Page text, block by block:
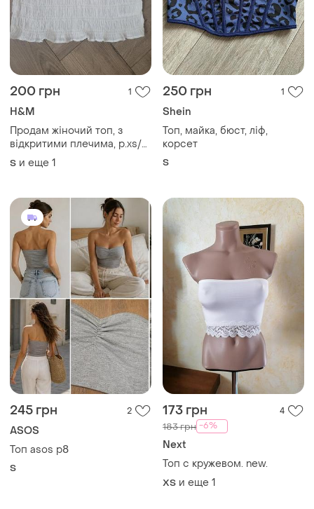
200 грн 1
H&M
Продам жіночий топ, з
відкритими плечима, р.xs/s
від бренду h&m
S и еще 1
250 грн 1
Shein
Топ, майка, бюст, ліф,
корсет
S
245 грн 2
ASOS
Топ asos p8
S
173 грн 4
183 грн -6%
Next
Топ с кружевом. new.
ХS и еще 1